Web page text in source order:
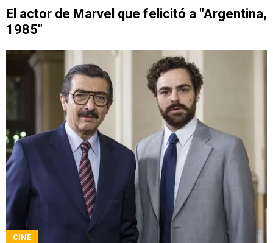
El actor de Marvel que felicitó a "Argentina,
1985"
CINE